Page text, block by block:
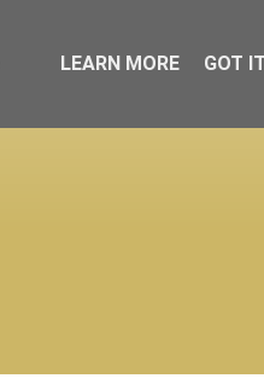
LEARN MORE GOT IT